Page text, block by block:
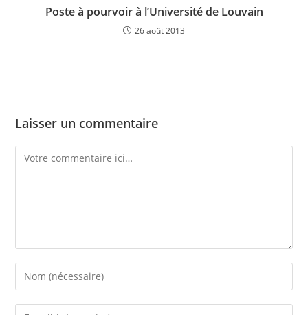
Poste à pourvoir à l’Université de Louvain
26 août 2013
Laisser un commentaire